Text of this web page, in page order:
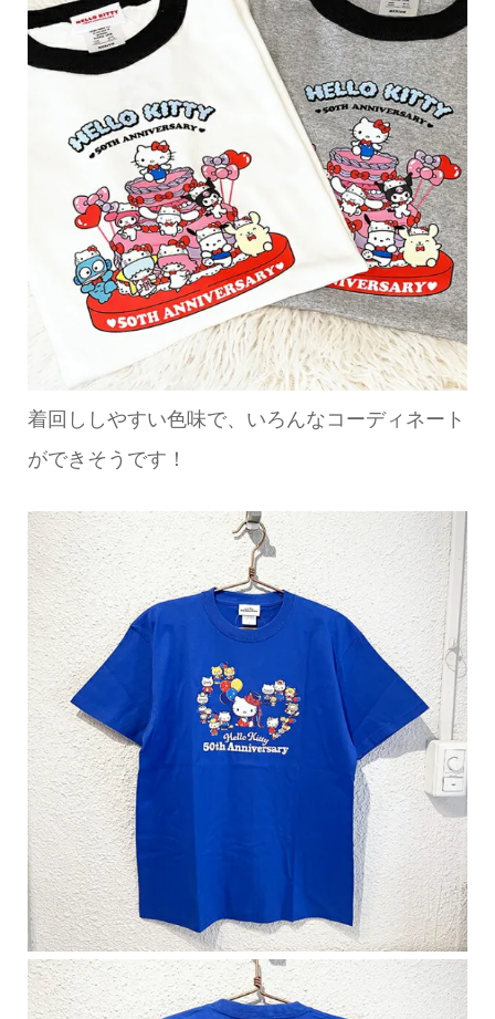
着回ししやすい色味で、いろんなコーディネート
ができそうです！